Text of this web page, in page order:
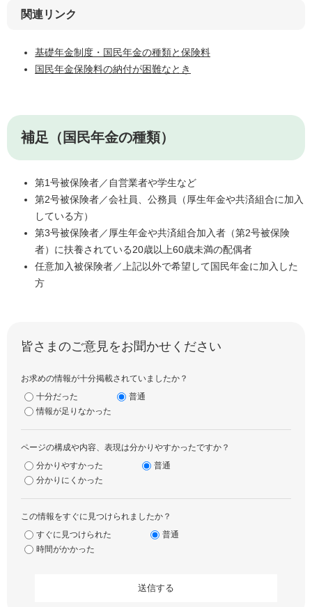
関連リンク
基礎年金制度・国民年金の種類と保険料
国民年金保険料の納付が困難なとき
補足（国民年金の種類）
第1号被保険者／自営業者や学生など
第2号被保険者／会社員、公務員（厚生年金や共済組合に加入
している方）
第3号被保険者／厚生年金や共済組合加入者（第2号被保険
者）に扶養されている20歳以上60歳未満の配偶者
任意加入被保険者／上記以外で希望して国民年金に加入した
方
皆さまのご意見をお聞かせください
お求めの情報が十分掲載されていましたか？
十分だった
普通
情報が足りなかった
ページの構成や内容、表現は分かりやすかったですか？
分かりやすかった
普通
分かりにくかった
この情報をすぐに見つけられましたか？
すぐに見つけられた
普通
時間がかかった